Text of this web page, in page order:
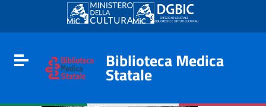
Go to content
Go to the navigation menu
Go to the footer
Toggle navigation
Biblioteca Medica
Statale